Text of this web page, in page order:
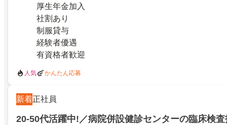
厚生年金加入
社割あり
制服貸与
経験者優遇
有資格者歓迎
人気 かんたん応募
新着正社員
20-50代活躍中!／病院併設健診センターの臨床検